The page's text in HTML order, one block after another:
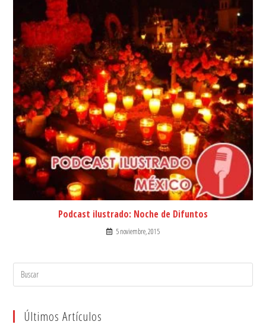
Podcast ilustrado: Noche de Difuntos
5 noviembre, 2015
Search
Últimos Artículos